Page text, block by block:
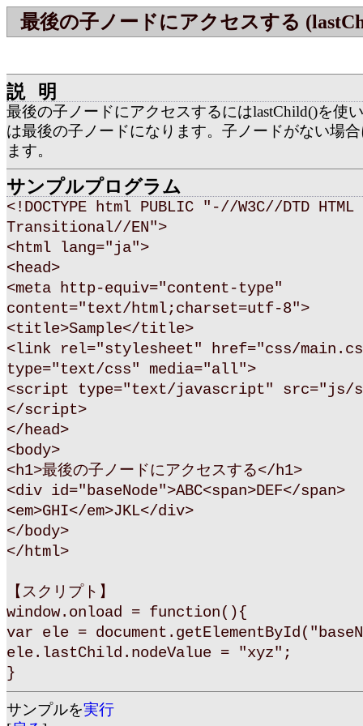
最後の子ノードにアクセスする
説明
最後の子ノードにアクセスするにはlastChild()を使
は最後の子ノードになります。子ノードがない場
ます。
サンプルプログラム
<!DOCTYPE html PUBLIC "-//W3C//DTD
Transitional//EN">
<html lang="ja">
<head>
<meta http-equiv="content-type"
content="text/html;charset=utf-8">
<title>Sample</title>
<link rel="stylesheet" href="css/
type="text/css" media="all">
<script type="text/javascript" src="js/
</script>
</head>
<body>
<h1>最後の子ノードにアクセスする</h1>
<div id="baseNode">ABC<span>DEF</span>
<em>GHI</em>JKL</div>
</body>
</html>
【スクリプト】
window.onload = function(){
var ele =
ele.lastChild.nodeValue = "xyz";
}
サンプルを実行